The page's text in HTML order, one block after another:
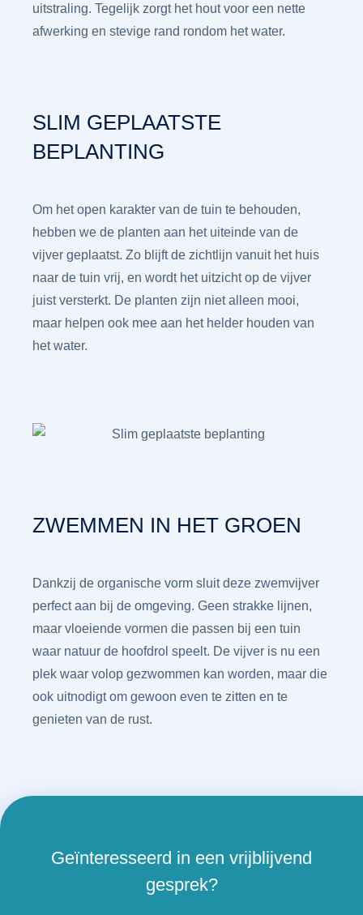
uitstraling. Tegelijk zorgt het hout voor een nette
afwerking en stevige rand rondom het water.
SLIM GEPLAATSTE
BEPLANTING
Om het open karakter van de tuin te behouden,
hebben we de planten aan het uiteinde van de
vijver geplaatst. Zo blijft de zichtlijn vanuit het huis
naar de tuin vrij, en wordt het uitzicht op de vijver
juist versterkt. De planten zijn niet alleen mooi,
maar helpen ook mee aan het helder houden van
het water.
ZWEMMEN IN HET GROEN
Dankzij de organische vorm sluit deze zwemvijver
perfect aan bij de omgeving. Geen strakke lijnen,
maar vloeiende vormen die passen bij een tuin
waar natuur de hoofdrol speelt. De vijver is nu een
plek waar volop gezwommen kan worden, maar die
ook uitnodigt om gewoon even te zitten en te
genieten van de rust.
Geïnteresseerd in een vrijblijvend
gesprek?